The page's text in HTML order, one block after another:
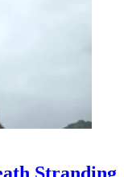
Stranding